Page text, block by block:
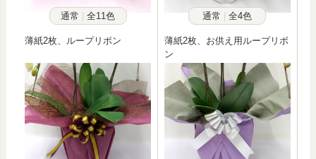
通常 全11色
薄紙2枚、ループリボン
通常 全4色
薄紙2枚、お供え用ループリボ
ン